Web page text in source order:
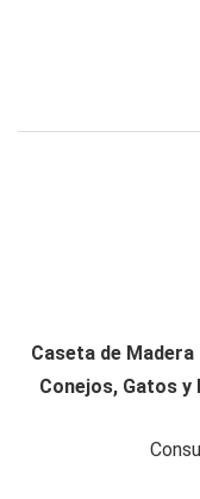
Caseta de
Conejos, Gatos y